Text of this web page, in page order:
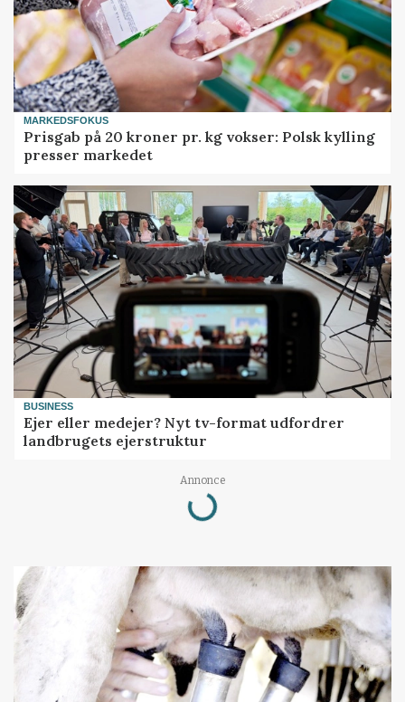
MARKEDSFOKUS
Prisgab på 20 kroner pr. kg vokser: Polsk kylling
presser markedet
BUSINESS
Ejer eller medejer? Nyt tv-format udfordrer
landbrugets ejerstruktur
Annonce
Loading...